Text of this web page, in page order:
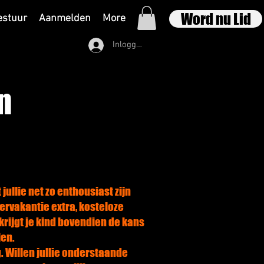
Aanmelden More
Inloggen
Word nu Lid
net zo enthousiast zijn
extra, kosteloze
je kind bovendien de kans
Willen jullie onderstaande